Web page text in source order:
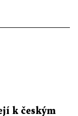
k českým